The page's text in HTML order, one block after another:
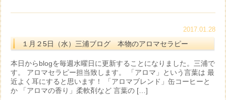
2017.01.28
１月２5日（水）三浦ブログ 本物のアロマセラピー
本日からblogを毎週水曜日に更新することになりました。三浦で
す。 アロマセラピー担当致します。 「アロマ」という言葉は 最
近よく耳にすると思います！ 「アロマブレンド」缶コーヒーと
か 「アロマの香り」柔軟剤など 言葉の […]